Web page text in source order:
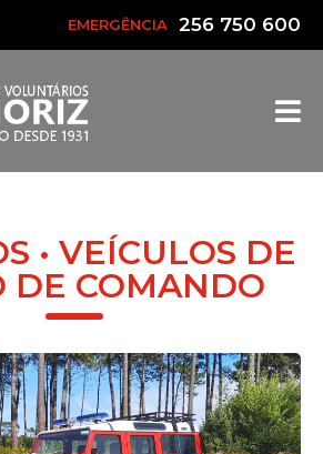
EMERGÊNCIA 256 750 600
• VEÍCULOS DE
DE COMANDO